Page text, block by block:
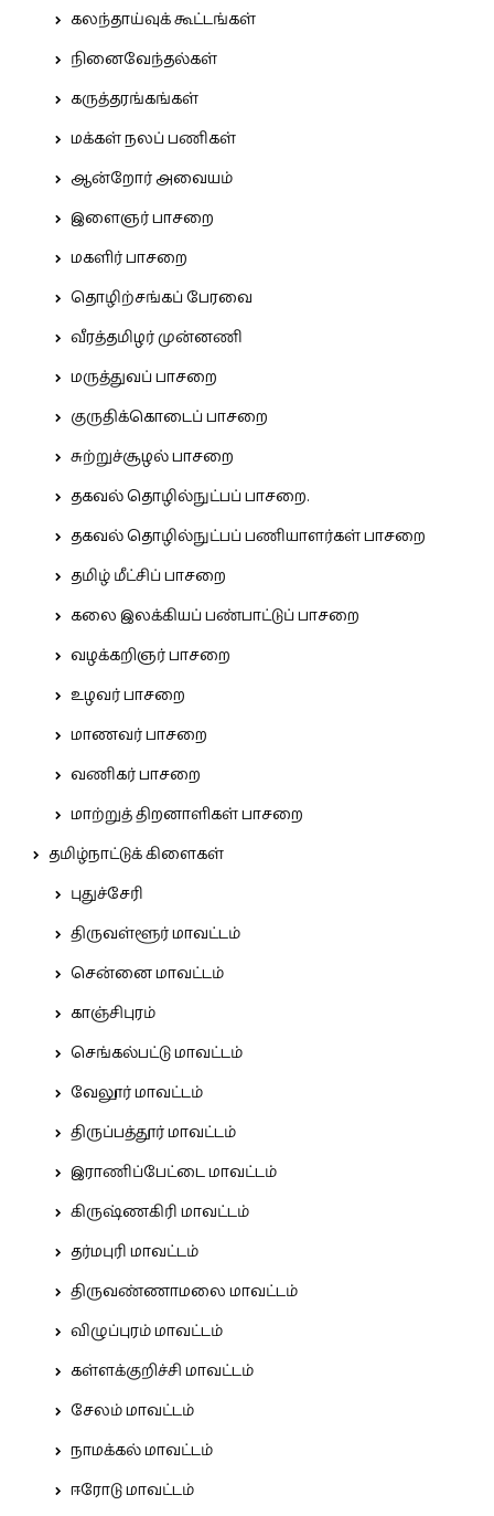
கலந்தாய்வுக் கூட்டங்கள்
நினைவேந்தல்கள்
கருத்தரங்கங்கள்
மக்கள் நலப் பணிகள்
ஆன்றோர் அவையம்
இளைஞர் பாசறை
மகளிர் பாசறை
தொழிற்சங்கப் பேரவை
வீரத்தமிழர் முன்னணி
மருத்துவப் பாசறை
குருதிக்கொடைப் பாசறை
சுற்றுச்சூழல் பாசறை
தகவல் தொழில்நுட்பப் பாசறை.
தகவல் தொழில்நுட்பப் பணியாளர்கள் பாசறை
தமிழ் மீட்சிப் பாசறை
கலை இலக்கியப் பண்பாட்டுப் பாசறை
வழக்கறிஞர் பாசறை
உழவர் பாசறை
மாணவர் பாசறை
வணிகர் பாசறை
மாற்றுத் திறனாளிகள் பாசறை
தமிழ்நாட்டுக் கிளைகள்
புதுச்சேரி
திருவள்ளூர் மாவட்டம்
சென்னை மாவட்டம்
காஞ்சிபுரம்
செங்கல்பட்டு மாவட்டம்
வேலூர் மாவட்டம்
திருப்பத்தூர் மாவட்டம்
இராணிப்பேட்டை மாவட்டம்
கிருஷ்ணகிரி மாவட்டம்
தர்மபுரி மாவட்டம்
திருவண்ணாமலை மாவட்டம்
விழுப்புரம் மாவட்டம்
கள்ளக்குறிச்சி மாவட்டம்
சேலம் மாவட்டம்
நாமக்கல் மாவட்டம்
ஈரோடு மாவட்டம்